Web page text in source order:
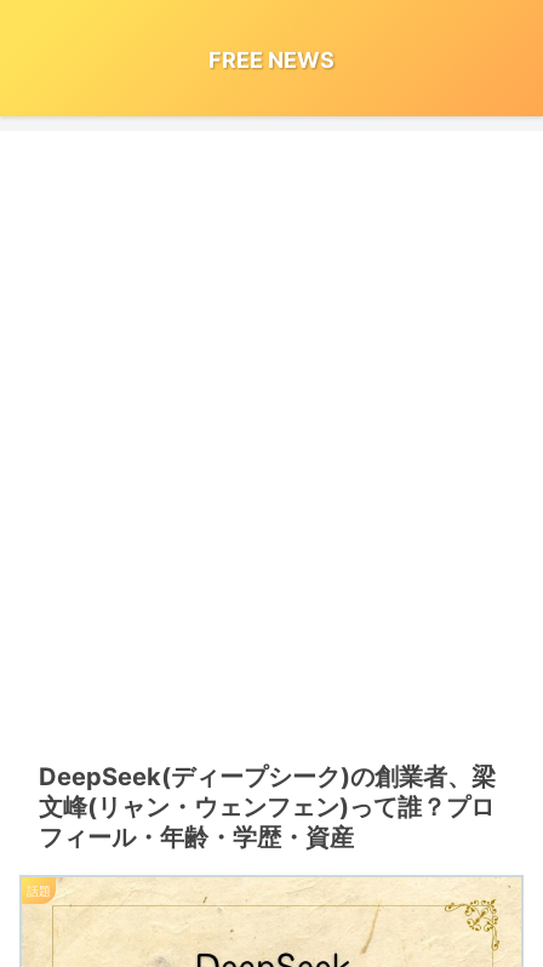
FREE NEWS
DeepSeek(ディープシーク)の創業者、梁
文峰(リャン・ウェンフェン)って誰？プロ
フィール・年齢・学歴・資産
話題